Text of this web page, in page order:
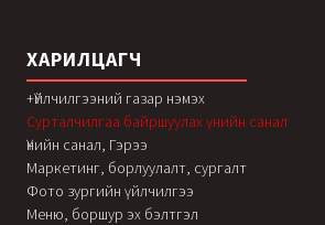
ХАРИЛЦАГЧ
+Үйлчилгээний газар нэмэх
Сурталчилгаа байршуулах үнийн санал
Үнийн санал, Гэрээ
Маркетинг, борлуулалт, сургалт
Фото зургийн үйлчилгээ
Меню, боршур эх бэлтгэл